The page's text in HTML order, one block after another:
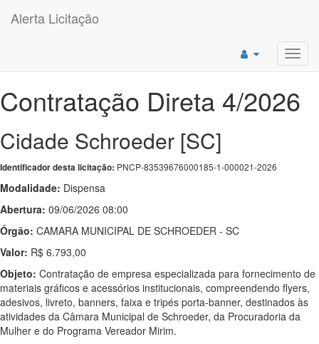
Alerta Licitação
Contratação Direta 4/2026
Cidade Schroeder [SC]
Identificador desta licitação: PNCP-83539676000185-1-000021-2026
Modalidade: Dispensa
Abertura: 09/06/2026 08:00
Órgão: CAMARA MUNICIPAL DE SCHROEDER - SC
Valor: R$ 6.793,00
Objeto: Contratação de empresa especializada para fornecimento de
materiais gráficos e acessórios institucionais, compreendendo flyers,
adesivos, livreto, banners, faixa e tripés porta-banner, destinados às
atividades da Câmara Municipal de Schroeder, da Procuradoria da
Mulher e do Programa Vereador Mirim.